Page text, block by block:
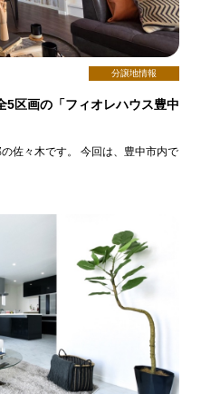
分譲地情報
5区画の「フィオレハウス豊中
佐々木です。 今回は、豊中市内で